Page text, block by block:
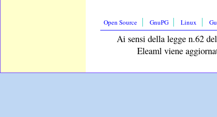
Open Source GnuPG Linux
Ai sensi della legge n.62
Eleaml viene